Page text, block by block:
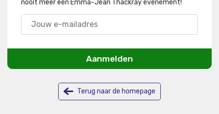
nooit meer een Emma-Jean Thackray evenement!
Aanmelden
Terug naar de homepage